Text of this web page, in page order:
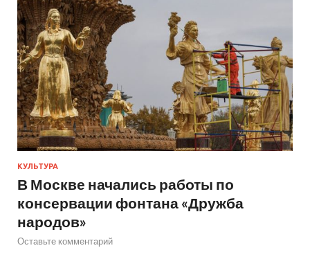
КУЛЬТУРА
В Москве начались работы по
консервации фонтана «Дружба
народов»
Оставьте комментарий